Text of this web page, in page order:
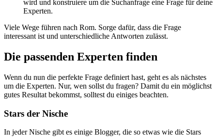
wird und konstruiere um die Suchanfrage eine Frage für deine
Experten.
Viele Wege führen nach Rom. Sorge dafür, dass die Frage
interessant ist und unterschiedliche Antworten zulässt.
Die passenden Experten finden
Wenn du nun die perfekte Frage definiert hast, geht es als nächstes
um die Experten. Nur, wen sollst du fragen? Damit du ein möglichst
gutes Resultat bekommst, solltest du einiges beachten.
Stars der Nische
In jeder Nische gibt es einige Blogger, die so etwas wie die Stars